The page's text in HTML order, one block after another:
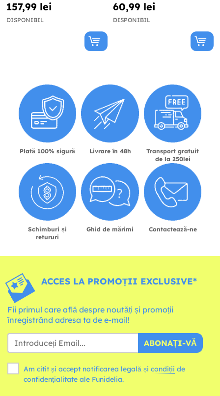
157,99 lei
DISPONIBIL
60,99 lei
DISPONIBIL
Plată 100% sigură Livrare în 48h
Transport gratuit
de la 250lei
Schimburi și
retururi
Ghid de mărimi Contactează-ne
ACCES LA PROMOȚII EXCLUSIVE*
Fii primul care află despre noutăți și promoții
înregistrând adresa ta de e-mail!
ABONAȚI-VĂ
Am citit și accept notificarea legală și condiții
confidențialitate ale Funidelia.